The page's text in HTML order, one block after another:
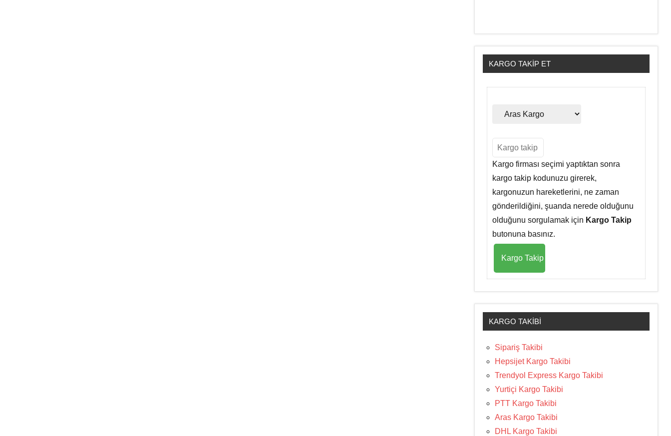
KARGO TAKIP ET
Kargo firması seçimi yaptıktan sonra
kargo takip kodunuzu girerek,
kargonuzun hareketlerini, ne zaman
gönderildiğini, şuanda nerede olduğunu
olduğunu sorgulamak için Kargo Takip
butonuna basınız.
KARGO TAKIBI
Sipariş Takibi
Hepsijet Kargo Takibi
Trendyol Express Kargo Takibi
Yurtiçi Kargo Takibi
PTT Kargo Takibi
Aras Kargo Takibi
DHL Kargo Takibi